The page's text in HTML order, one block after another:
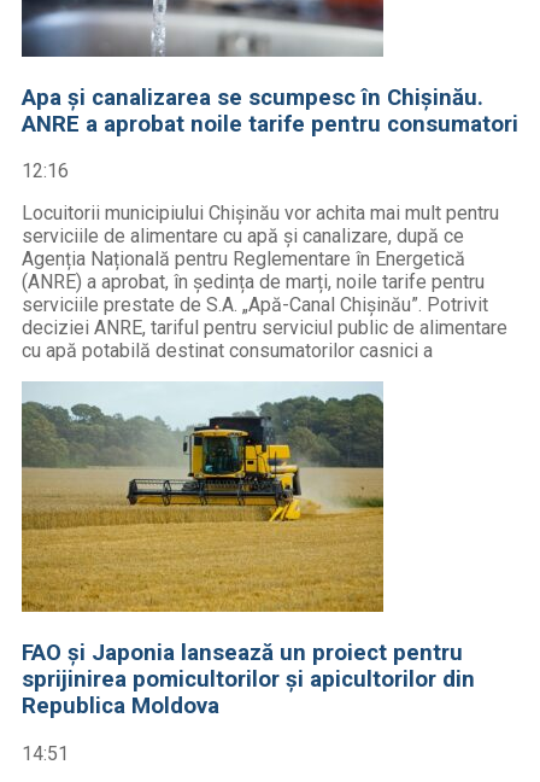
Apa și canalizarea se scumpesc în Chișinău.
ANRE a aprobat noile tarife pentru consumatori
12:16
Locuitorii municipiului Chișinău vor achita mai mult pentru
serviciile de alimentare cu apă și canalizare, după ce
Agenția Națională pentru Reglementare în Energetică
(ANRE) a aprobat, în ședința de marți, noile tarife pentru
serviciile prestate de S.A. „Apă-Canal Chișinău”. Potrivit
deciziei ANRE, tariful pentru serviciul public de alimentare
cu apă potabilă destinat consumatorilor casnici a
FAO și Japonia lansează un proiect pentru
sprijinirea pomicultorilor și apicultorilor din
Republica Moldova
14:51